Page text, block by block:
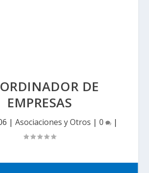
DE
EMPRESAS
| Asociaciones y Otros | 0 |